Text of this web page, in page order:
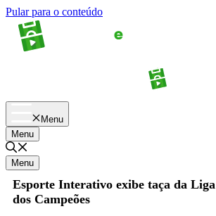
Pular para o conteúdo
Menu
Menu
Menu
Esporte Interativo exibe taça da Liga
dos Campeões